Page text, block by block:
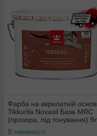
Фарба на акрилатній основі
Tikkurila Novasil База MRС
(прозора, під тонування) 9л
В наявності